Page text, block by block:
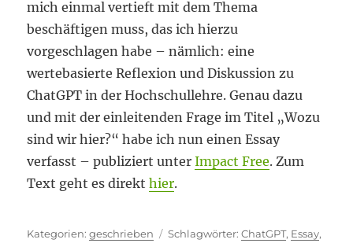
mich einmal vertieft mit dem Thema
beschäftigen muss, das ich hierzu
vorgeschlagen habe – nämlich: eine
wertebasierte Reflexion und Diskussion zu
ChatGPT in der Hochschullehre. Genau dazu
und mit der einleitenden Frage im Titel „Wozu
sind wir hier?“ habe ich nun einen Essay
verfasst – publiziert unterImpact Free. Zum
Text geht es direkthier.
Kategorien
geschrieben Schlagwörter
ChatGPT, Essay,